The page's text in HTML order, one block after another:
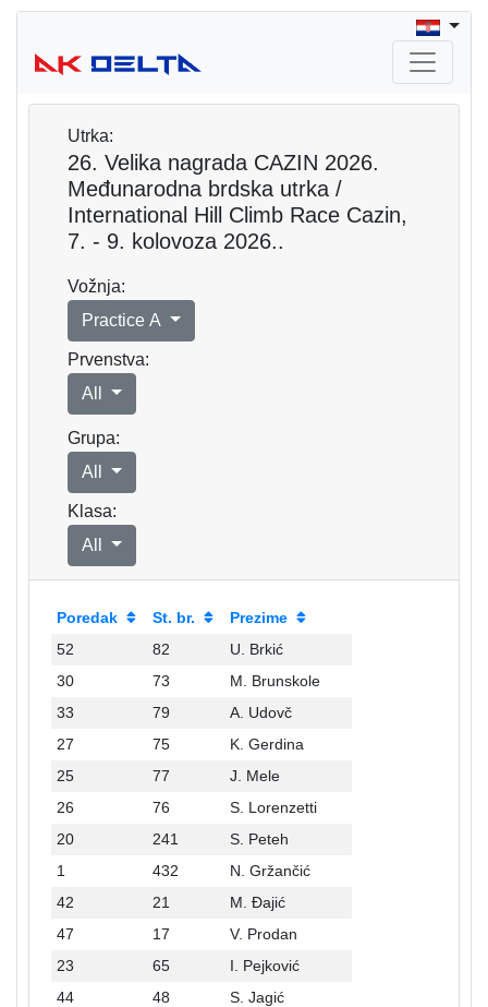
Utrka:
26. Velika nagrada CAZIN 2026.
Međunarodna brdska utrka /
International Hill Climb Race Cazin,
7. - 9. kolovoza 2026..
Vožnja:
Practice A
Prvenstva:
All
Grupa:
All
Klasa:
All
Poredak St. br.
Prezime
52
82
U. Brkić
30
73
M. Brunskole
33
79
A. Udovč
27
75
K. Gerdina
25
77
J. Mele
26
76
S. Lorenzetti
20
241
S. Peteh
1
432
N. Gržančić
42
21
M. Đajić
47
17
V. Prodan
23
65
I. Pejković
44
48
S. Jagić